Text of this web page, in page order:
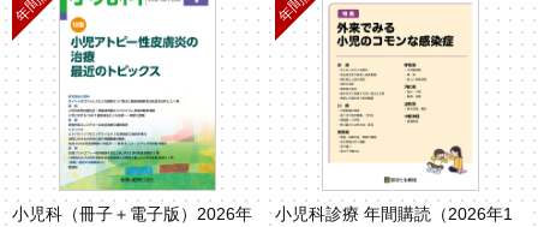
小児科（冊子＋電子版）2026年
小児科診療 年間購読（2026年1